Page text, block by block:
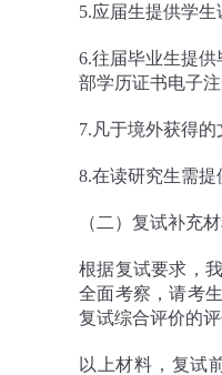
5.应届生提供学生
6.往届毕业生提
部学历证书电子
7.凡于境外获得的
8.在读研究生需提
（二）复试补充
根据复试要求，
全面考察，请考
复试综合评价的评
以上材料，复试